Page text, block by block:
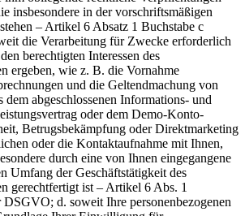
insbesondere in der vorschriftsmäßigen
– Artikel 6 Absatz 1 Buchstabe c
die Verarbeitung für Zwecke erforderlich
berechtigten Interessen des
ergeben, wie z. B. die Vornahme
und die Geltendmachung von
dem abgeschlossenen Informations- und
oder dem Demo-Konto-
Betrugsbekämpfung oder Direktmarketing
oder die Kontaktaufnahme mit Ihnen,
durch eine von Ihnen eingegangene
Umfang der Geschäftstätigkeit des
gerechtfertigt ist – Artikel 6 Abs. 1
DSGVO; d. soweit Ihre personenbezogenen